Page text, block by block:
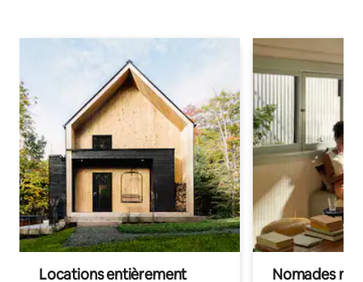
Locations entièrement Nomades